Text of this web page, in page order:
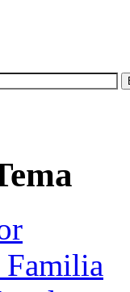
Familia